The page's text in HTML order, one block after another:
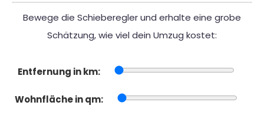
Bewege die Schieberegler und erhalte eine grobe
Schätzung, wie viel dein Umzug kostet:
Entfernung in km:
Wohnfläche in qm: